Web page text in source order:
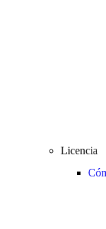
Licencia